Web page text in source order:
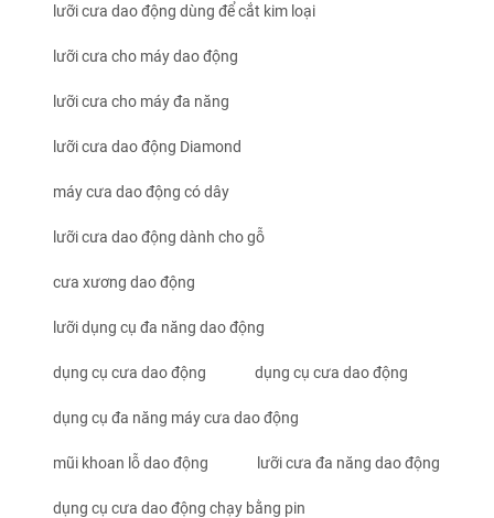
lưỡi cưa dao động dùng để cắt kim loại
lưỡi cưa cho máy dao động
lưỡi cưa cho máy đa năng
lưỡi cưa dao động Diamond
máy cưa dao động có dây
lưỡi cưa dao động dành cho gỗ
cưa xương dao động
lưỡi dụng cụ đa năng dao động
dụng cụ cưa dao động dụng cụ cưa dao động
dụng cụ đa năng máy cưa dao động
mũi khoan lỗ dao động lưỡi cưa đa năng dao động
dụng cụ cưa dao động chạy bằng pin